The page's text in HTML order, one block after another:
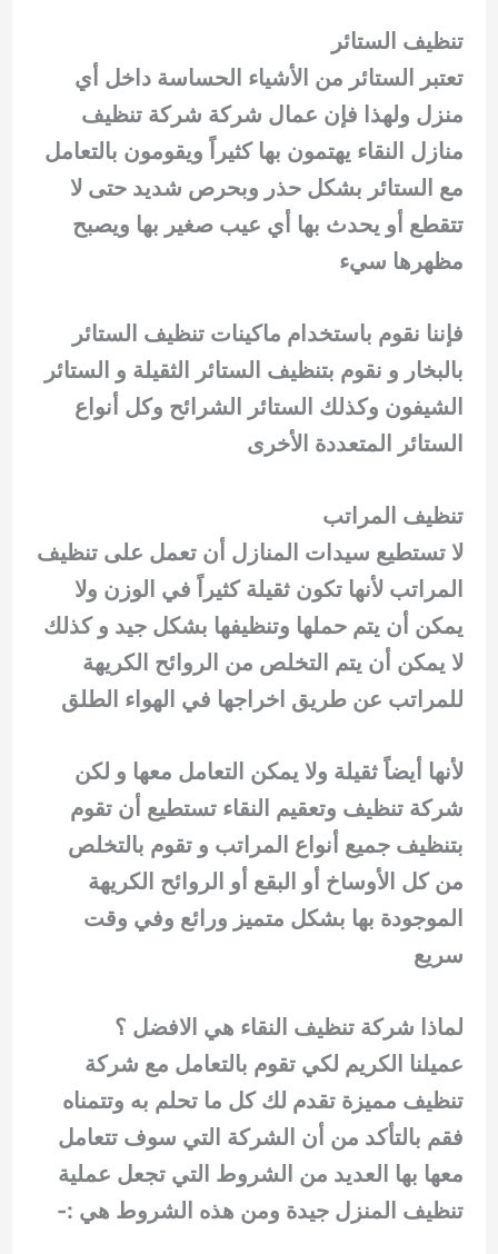
تنظيف الستائر
تعتبر الستائر من الأشياء الحساسة داخل أي
منزل ولهذا فإن عمال شركة شركة تنظيف
منازل النقاء يهتمون بها كثيراً ويقومون بالتعامل
مع الستائر بشكل حذر وبحرص شديد حتى لا
تتقطع أو يحدث بها أي عيب صغير بها ويصبح
مظهرها سيء
فإننا نقوم باستخدام ماكينات تنظيف الستائر
بالبخار و نقوم بتنظيف الستائر الثقيلة و الستائر
الشيفون وكذلك الستائر الشرائح وكل أنواع
الستائر المتعددة الأخرى
تنظيف المراتب
لا تستطيع سيدات المنازل أن تعمل على تنظيف
المراتب لأنها تكون ثقيلة كثيراً في الوزن ولا
يمكن أن يتم حملها وتنظيفها بشكل جيد و كذلك
لا يمكن أن يتم التخلص من الروائح الكريهة
للمراتب عن طريق اخراجها في الهواء الطلق
لأنها أيضاً ثقيلة ولا يمكن التعامل معها و لكن
شركة تنظيف وتعقيم النقاء تستطيع أن تقوم
بتنظيف جميع أنواع المراتب و تقوم بالتخلص
من كل الأوساخ أو البقع أو الروائح الكريهة
الموجودة بها بشكل متميز ورائع وفي وقت
سريع
لماذا شركة تنظيف النقاء هي الافضل ؟
عميلنا الكريم لكي تقوم بالتعامل مع شركة
تنظيف مميزة تقدم لك كل ما تحلم به وتتمناه
فقم بالتأكد من أن الشركة التي سوف تتعامل
معها بها العديد من الشروط التي تجعل عملية
تنظيف المنزل جيدة ومن هذه الشروط هي :-